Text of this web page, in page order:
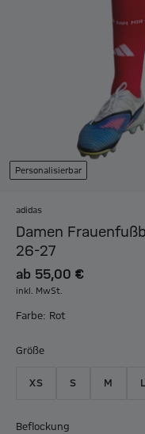
Personalisierbar
adidas
Damen
26-27
ab 55,00 €
inkl. MwSt.
Farbe: Rot
Größe
XS S M L
Beflockung